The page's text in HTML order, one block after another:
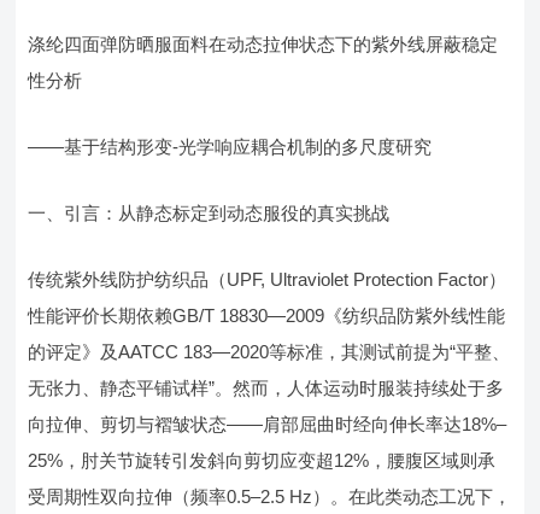
涤纶四面弹防晒服面料在动态拉伸状态下的紫外线屏蔽稳定
性分析
——基于结构形变-光学响应耦合机制的多尺度研究
一、引言：从静态标定到动态服役的真实挑战
传统紫外线防护纺织品（UPF, Ultraviolet Protection Factor）
性能评价长期依赖GB/T 18830—2009《纺织品防紫外线性能
的评定》及AATCC 183—2020等标准，其测试前提为“平整、
无张力、静态平铺试样”。然而，人体运动时服装持续处于多
向拉伸、剪切与褶皱状态——肩部屈曲时经向伸长率达18%–
25%，肘关节旋转引发斜向剪切应变超12%，腰腹区域则承
受周期性双向拉伸（频率0.5–2.5 Hz）。在此类动态工况下，